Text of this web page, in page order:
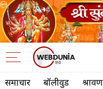
समाचार बॉलीवुड